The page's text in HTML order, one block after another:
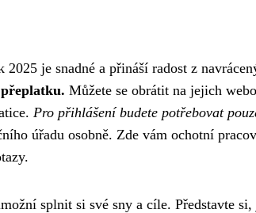
je snadné a přináší radost z
Můžete se obrátit na jejich
Pro přihlášení budete potřebovat
úřadu osobně. Zde vám ochotní
splnit si své sny a cíle. Představte